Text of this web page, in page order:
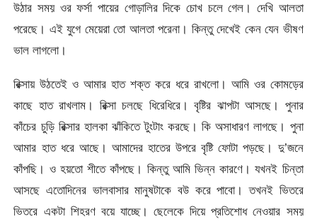
উঠার সময় ওর ফর্সা পায়ের গোড়ালির দিকে চোখ চলে গেল। দেখি আলতা
পরেছে। এই যুগে মেয়েরা তো আলতা পরেনা। কিন্তু দেখেই কেন যেন ভীষণ
ভাল লাগলো।
রিক্সায় উঠতেই ও আমার হাত শক্ত করে ধরে রাখলো। আমি ওর কোমড়ের
কাছে হাত রাখলাম। রিক্সা চলছে ধিরেধিরে। বৃষ্টির ঝাপটা আসছে। পুনার
কাঁচের চুড়ি রিক্সার হালকা ঝাঁকিতে টুংটাং করছে। কি অসাধারণ লাগছে। পুনা
আমার হাত ধরে আছে। আমাদের হাতের উপরে বৃষ্টি ফোটা পড়ছে। দু’জনে
কাঁপছি। ও হয়তো শীতে কাঁপছে। কিন্তু আমি ভিন্ন কারণে। যখনই চিন্তা
আসছে এতোদিনের ভালবাসার মানুষটাকে বউ করে পাবো। তখনই ভিতরে
ভিতরে একটা শিহরণ বয়ে যাচ্ছে। ছেলেকে দিয়ে প্রতিশোধ নেওয়ার সময়